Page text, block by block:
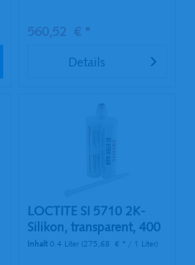
560,52 € *
Details
LOCTITE SI 5710 2K-
Silikon, transparent, 400
ml...
Inhalt0.4 Liter (275,68 € * / 1 Liter)